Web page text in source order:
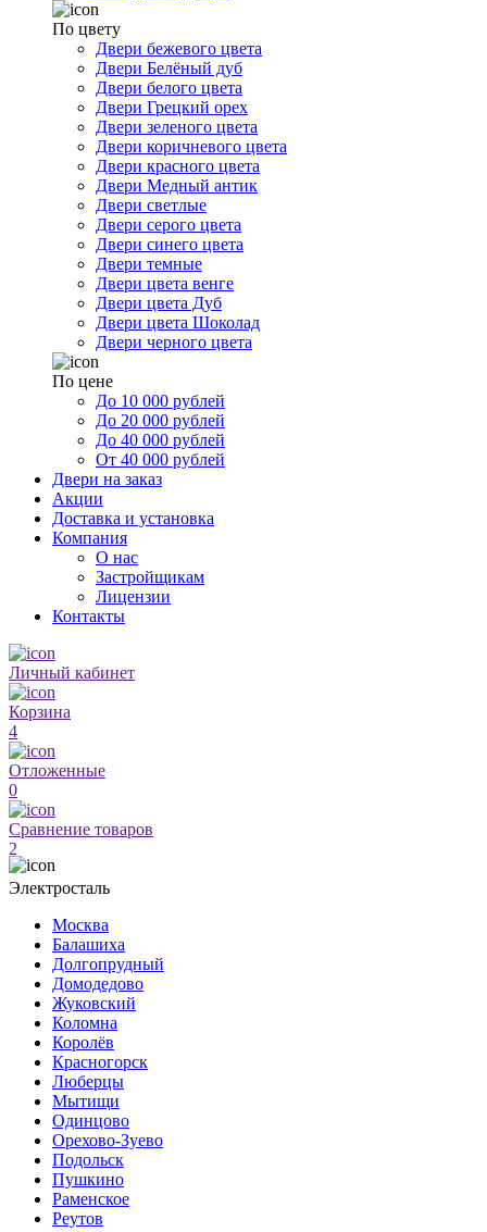
По цвету
Двери бежевого цвета
Двери Белёный дуб
Двери белого цвета
Двери Грецкий орех
Двери зеленого цвета
Двери коричневого цвета
Двери красного цвета
Двери Медный антик
Двери светлые
Двери серого цвета
Двери синего цвета
Двери темные
Двери цвета венге
Двери цвета Дуб
Двери цвета Шоколад
Двери черного цвета
По цене
До 10 000 рублей
До 20 000 рублей
До 40 000 рублей
От 40 000 рублей
Двери на заказ
Акции
Доставка и установка
Компания
О нас
Застройщикам
Лицензии
Контакты
Личный кабинет
Корзина
4
Отложенные
0
Сравнение товаров
2
Электросталь
Москва
Балашиха
Долгопрудный
Домодедово
Жуковский
Коломна
Королёв
Красногорск
Люберцы
Мытищи
Одинцово
Орехово-Зуево
Подольск
Пушкино
Раменское
Реутов